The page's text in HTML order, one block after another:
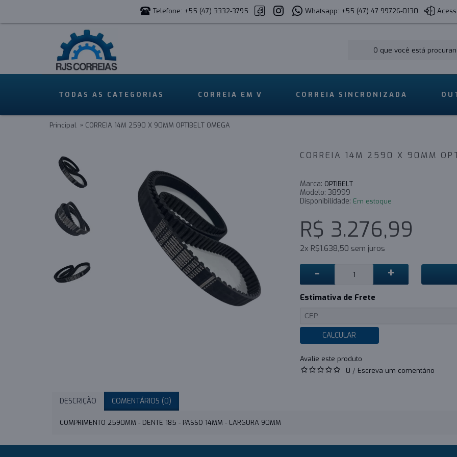
Telefone: +55 (47) 3332-3795 Whatsapp: +55 (47) 47 99726-0130
TODAS AS CATEGORIAS CORREIA EM V CORREIA SINCRONIZADA
Principal CORREIA 14M 2590 X 90MM OPTIBELT OMEGA
CORREIA 14M 2590 X 90MM
Marca: OPTIBELT
Modelo: 38999
Disponibilidade: Em estoque
R$ 3.276,99
2x R$1.638,50 sem juros
- +
Estimativa de Frete
CALCULAR
0 / Escreva um comentário
DESCRIÇÃO COMENTÁRIOS (0)
COMPRIMENTO 2590MM - DENTE 185 - PASSO 14MM - LARGURA 90MM